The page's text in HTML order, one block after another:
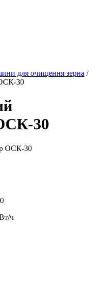
для очищення зерна /
30
30
ч